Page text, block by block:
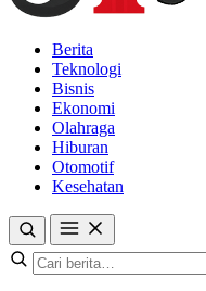
Berita
Teknologi
Bisnis
Ekonomi
Olahraga
Hiburan
Otomotif
Kesehatan